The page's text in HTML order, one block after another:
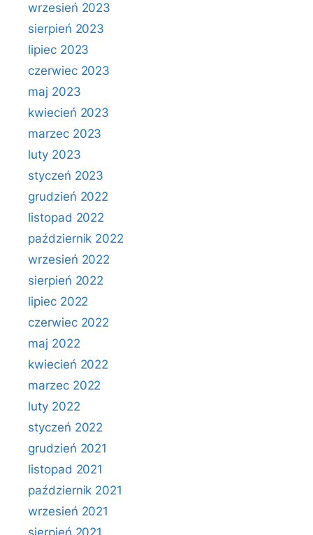
wrzesień 2023
sierpień 2023
lipiec 2023
czerwiec 2023
maj 2023
kwiecień 2023
marzec 2023
luty 2023
styczeń 2023
grudzień 2022
listopad 2022
październik 2022
wrzesień 2022
sierpień 2022
lipiec 2022
czerwiec 2022
maj 2022
kwiecień 2022
marzec 2022
luty 2022
styczeń 2022
grudzień 2021
listopad 2021
październik 2021
wrzesień 2021
sierpień 2021